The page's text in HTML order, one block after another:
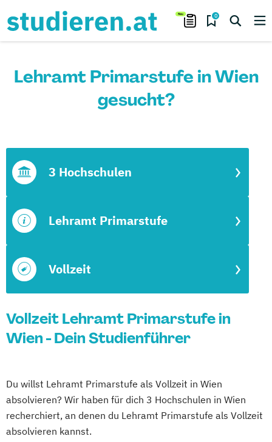
0
Lehramt Primarstufe in Wien
gesucht?
Vollzeit
Lehramt Primarstufe
3 Hochschulen
Vollzeit Lehramt Primarstufe in
Wien - Dein Studienführer
Du willst Lehramt Primarstufe als Vollzeit in Wien
absolvieren? Wir haben für dich 3 Hochschulen in Wien
recherchiert, an denen du Lehramt Primarstufe als Vollzeit
absolvieren kannst.